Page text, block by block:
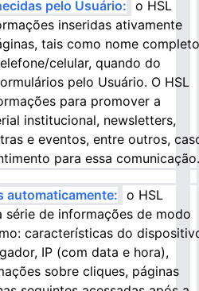
pelo Usuário: o HSL
inseridas ativamente
tais como nome
celular, quando do
pelo Usuário. O HSL
para promover a
institucional, newsletters,
e eventos, entre outros,
para essa comunicação.
automaticamente: o HSL
série de informações de modo
características do
IP (com data e hora),
sobre cliques, páginas